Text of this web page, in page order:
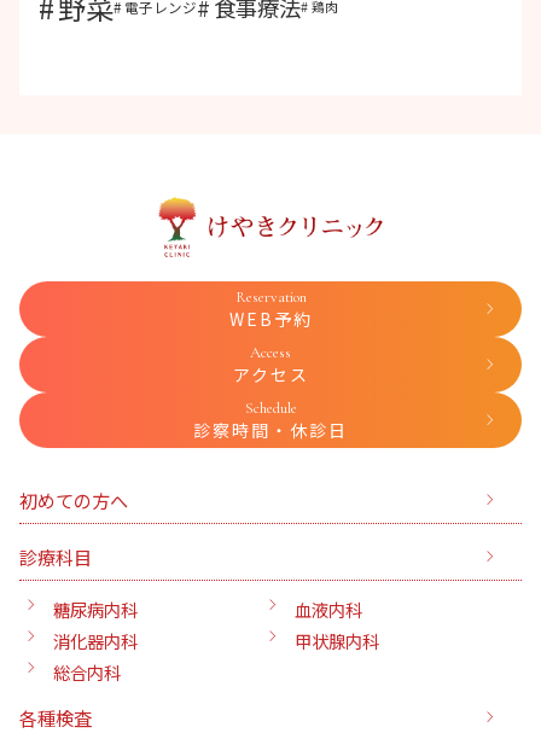
電子レンジ 食事療法 鶏肉
Reservation
WEB予約
Access
アクセス
Schedule
診察時間・休診日
初めての方へ
診療科目
糖尿病内科
血液内科
消化器内科
甲状腺内科
総合内科
各種検査